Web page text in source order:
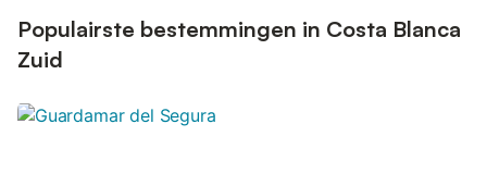
beneden kijkt uit op de tuin. Het zwembad kan tijdens de
koudere seizoenen verwa...
Populairste bestemmingen in Costa Blanca
Zuid